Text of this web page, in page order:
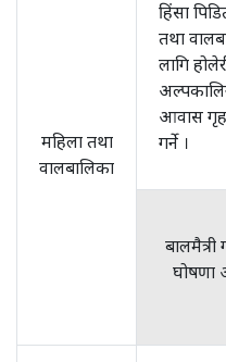
महिला तथा
वालबालिका
हिंसा
तथा
लागि
आवास
गर्ने ।
बालमैत्री
घोषणा